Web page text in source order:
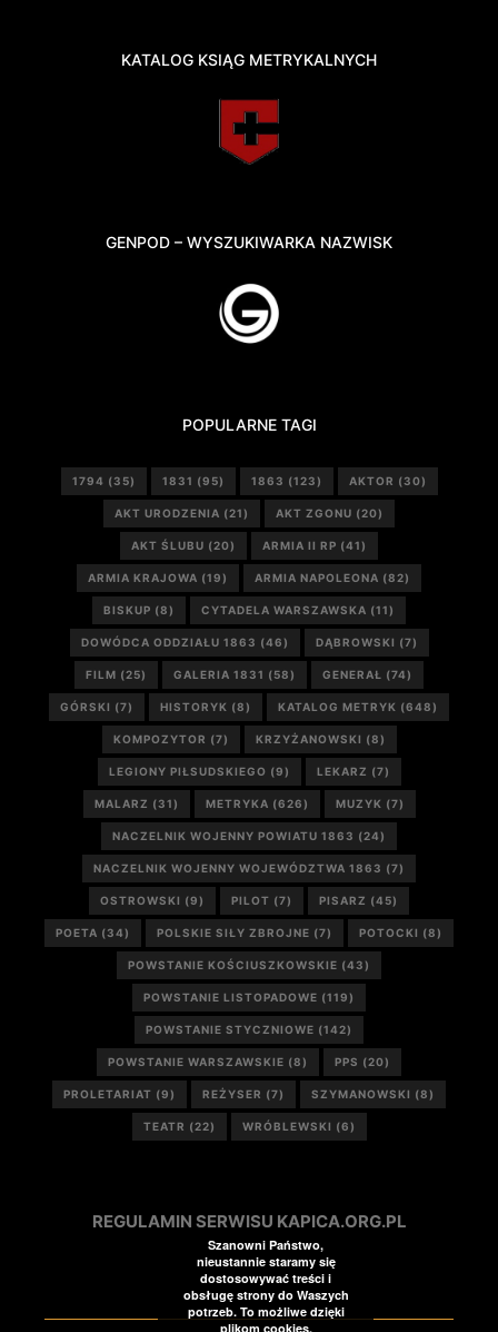
KATALOG KSIĄG METRYKALNYCH
GENPOD – WYSZUKIWARKA NAZWISK
POPULARNE TAGI
1794 (35) 1831 (95) 1863 (123) AKTOR (30)
AKT URODZENIA (21) AKT ZGONU (20)
AKT ŚLUBU (20) ARMIA II RP (41)
ARMIA KRAJOWA (19) ARMIA NAPOLEONA (82)
BISKUP (8) CYTADELA WARSZAWSKA (11)
DOWÓDCA ODDZIAŁU 1863 (46) DĄBROWSKI (7)
FILM (25) GALERIA 1831 (58) GENERAŁ (74)
GÓRSKI (7) HISTORYK (8) KATALOG METRYK (648)
KOMPOZYTOR (7) KRZYŻANOWSKI (8)
LEGIONY PIŁSUDSKIEGO (9) LEKARZ (7)
MALARZ (31) METRYKA (626) MUZYK (7)
NACZELNIK WOJENNY POWIATU 1863 (24)
NACZELNIK WOJENNY WOJEWÓDZTWA 1863 (7)
OSTROWSKI (9) PILOT (7) PISARZ (45)
POETA (34) POLSKIE SIŁY ZBROJNE (7) POTOCKI (8)
POWSTANIE KOŚCIUSZKOWSKIE (43)
POWSTANIE LISTOPADOWE (119)
POWSTANIE STYCZNIOWE (142)
POWSTANIE WARSZAWSKIE (8) PPS (20)
PROLETARIAT (9) REŻYSER (7) SZYMANOWSKI (8)
TEATR (22) WRÓBLEWSKI (6)
REGULAMIN SERWISU KAPICA.ORG.PL
Szanowni Państwo,
nieustannie staramy się
dostosowywać treści i
obsługę strony do Waszych
potrzeb. To możliwe dzięki
plikom cookies.